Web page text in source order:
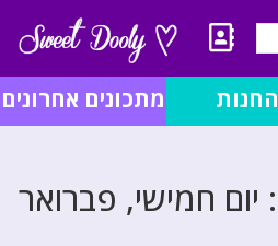
החנות מתכונים אחרונים
יום חמישי, פברואר